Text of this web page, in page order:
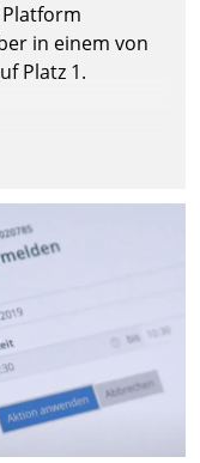
in einem von
Platz 1.